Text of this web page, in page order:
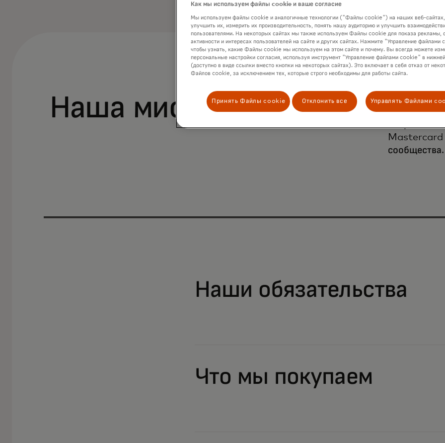
Наша миссия
Создайте
объединяет
Mastercard
сообщества.
Наши обязательства
Что мы покупаем
Как мы используем файлы cookie и ваше согласие
Мы используем файлы cookie и аналогичные технологии ("Файлы cookie") на наших веб-
улучшить их, измерить их производительность, понять нашу аудиторию и улучшить
пользователями. На некоторых сайтах мы также используем Файлы cookie для показа рекламы,
активности и интересах пользователей на сайте и других сайтах. Нажмите "Управление файлами
чтобы узнать, какие Файлы cookie мы используем на этом сайте и почему. Вы всегда можете
персональные настройки согласия, используя инструмент "Управление файлами cookie" в
(доступно в виде ссылки вместо кнопки на некоторых сайтах). Это включает в себя отказ от
Файлов cookie, за исключением тех, которые строго необходимы для работы сайта.
Принять Файлы cookie Отклонить все Управлять Файлами